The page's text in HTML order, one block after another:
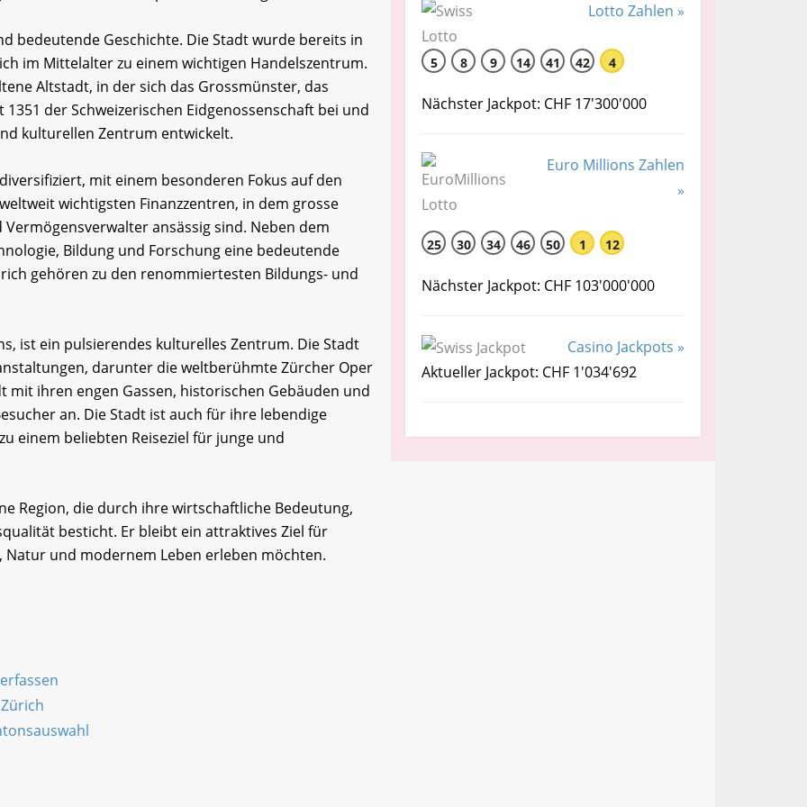
bedeutende Geschichte. Die Stadt wurde bereits in
im Mittelalter zu einem wichtigen Handelszentrum.
Altstadt, in der sich das Grossmünster, das
der Schweizerischen Eidgenossenschaft bei und
kulturellen Zentrum entwickelt.
mit einem besonderen Fokus auf den
wichtigsten Finanzzentren, in dem grosse
ansässig sind. Neben dem
Bildung und Forschung eine bedeutende
gehören zu den renommiertesten Bildungs- und
ist ein pulsierendes kulturelles Zentrum. Die Stadt
darunter die weltberühmte Zürcher Oper
mit ihren engen Gassen, historischen Gebäuden und
an. Die Stadt ist auch für ihre lebendige
einem beliebten Reiseziel für junge und
Region, die durch ihre wirtschaftliche Bedeutung,
besticht. Er bleibt ein attraktives Ziel für
Natur und modernem Leben erleben möchten.
Lotto Zahlen »
5 8 9 14 41 42 4
Nächster Jackpot: CHF 17'300'000
Euro Millions Zahlen
»
25 30 34 46 50 1 12
Nächster Jackpot: CHF 103'000'000
Casino Jackpots »
Aktueller Jackpot: CHF 1'034'692